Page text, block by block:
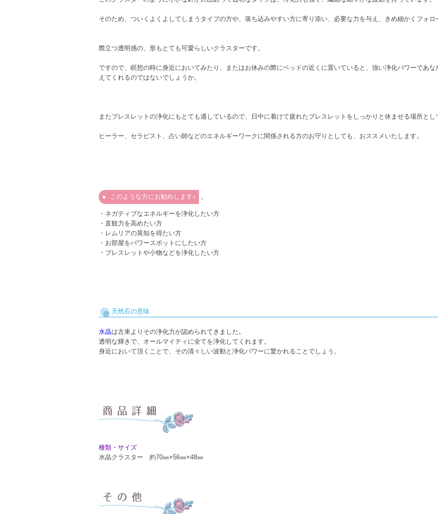
そのため、ついくよくよしてしまうタイプの方や、落ち込みやすい方に寄り添い、必要な力を与え、きめ細かくフォロ
際立つ透明感の、形もとても可愛らしいクラスターです。
ですので、瞑想の時に身近においてみたり、またはお休みの際にベッドの近くに置いていると、強い浄化パワーであ
えてくれるのではないでしょうか。
またブレスレットの浄化にもとても適しているので、日中に着けて疲れたブレスレットをしっかりと休ませる場所とし
ヒーラー、セラピスト、占い師などのエネルギーワークに関係される方のお守りとしても、おススメいたします。
このような方にお勧めします♪ ・
・ネガティブなエネルギーを浄化したい方
・直観力を高めたい方
・レムリアの英知を得たい方
・お部屋をパワースポットにしたい方
・ブレスレットや小物などを浄化したい方
天然石の意味
水晶は古来よりその浄化力が認められてきました。
透明な輝きで、オールマイティに全てを浄化してくれます。
身近において頂くことで、その清々しい波動と浄化パワーに驚かれることでしょう。
種類・サイズ
水晶クラスター 約70㎜×56㎜×48㎜